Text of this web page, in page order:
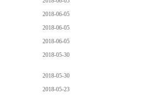
2018-06-05
2018-06-05
2018-06-05
2018-05-30
2018-05-30
2018-05-23